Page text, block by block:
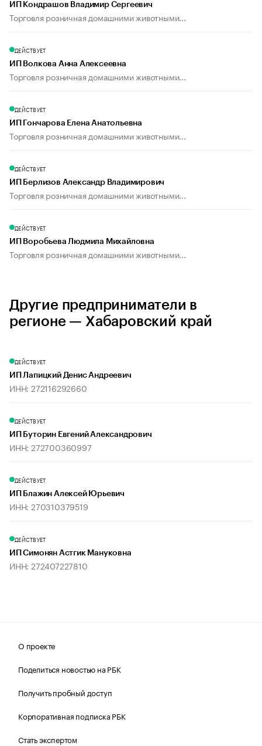
ИП Кондрашов Владимир Сергеевич
Торговля розничная домашними животными...
ДЕЙСТВУЕТ
ИП Волкова Анна Алексеевна
Торговля розничная домашними животными...
ДЕЙСТВУЕТ
ИП Гончарова Елена Анатольевна
Торговля розничная домашними животными...
ДЕЙСТВУЕТ
ИП Берлизов Александр Владимирович
Торговля розничная домашними животными...
ДЕЙСТВУЕТ
ИП Воробьева Людмила Михайловна
Торговля розничная домашними животными...
Другие предприниматели в
регионе — Хабаровский край
ДЕЙСТВУЕТ
ИП Лапицкий Денис Андреевич
ИНН: 272116292660
ДЕЙСТВУЕТ
ИП Буторин Евгений Александрович
ИНН: 272700360997
ДЕЙСТВУЕТ
ИП Блажин Алексей Юрьевич
ИНН: 270310379519
ДЕЙСТВУЕТ
ИП Симонян Астгик Мануковна
ИНН: 272407227810
О проекте
Поделиться новостью на РБК
Получить пробный доступ
Корпоративная подписка РБК
Стать экспертом